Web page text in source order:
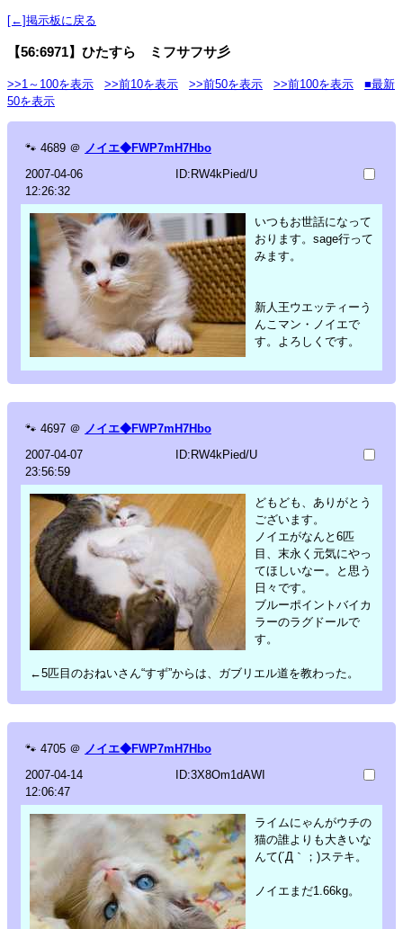
[←]掲示板に戻る
【56:6971】ひたすら ミフサフサ彡
>>1～100を表示 >>前10を表示 >>前50を表示 >>前100を表示
■最新
50を表示
🐾 4689 ＠ ノイエ◆FWP7mH7Hbo
2007-04-06
12:26:32
ID:RW4kPied/U
いつもお世話になって
おります。sage行って
みます。
新人王ウエッティーう
んこマン・ノイエで
す。よろしくです。
🐾 4697 ＠ ノイエ◆FWP7mH7Hbo
2007-04-07
23:56:59
ID:RW4kPied/U
どもども、ありがとう
ございます。
ノイエがなんと6匹
目、末永く元気にやっ
てほしいなー。と思う
日々です。
ブルーポイントバイカ
ラーのラグドールで
す。
←5匹目のおねいさん“すず”からは、ガブリエル道を教わった。
🐾 4705 ＠ ノイエ◆FWP7mH7Hbo
2007-04-14
12:06:47
ID:3X8Om1dAWI
ライムにゃんがウチの
猫の誰よりも大きいな
んて(´Д｀；)ステキ。
ノイエまだ1.66kg。